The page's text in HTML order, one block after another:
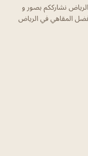
نشارككم بصور و
المقاهي في الرياض